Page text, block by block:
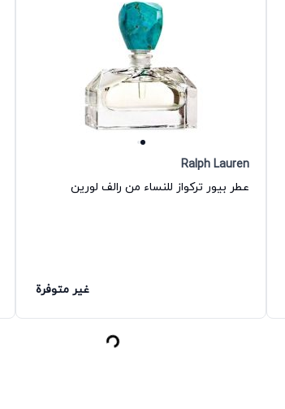
Ralph Lauren
عطر بيور تركواز للنساء من رالف لورين
غير متوفرة